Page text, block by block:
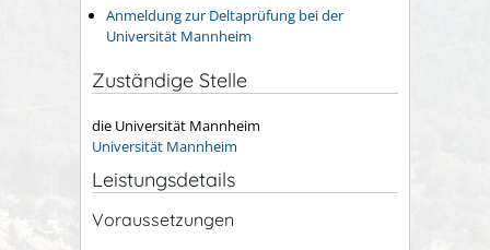
Anmeldung zur Deltaprüfung bei der
Universität Mannheim
Zuständige Stelle
die Universität Mannheim
Universität Mannheim
Leistungsdetails
Voraussetzungen